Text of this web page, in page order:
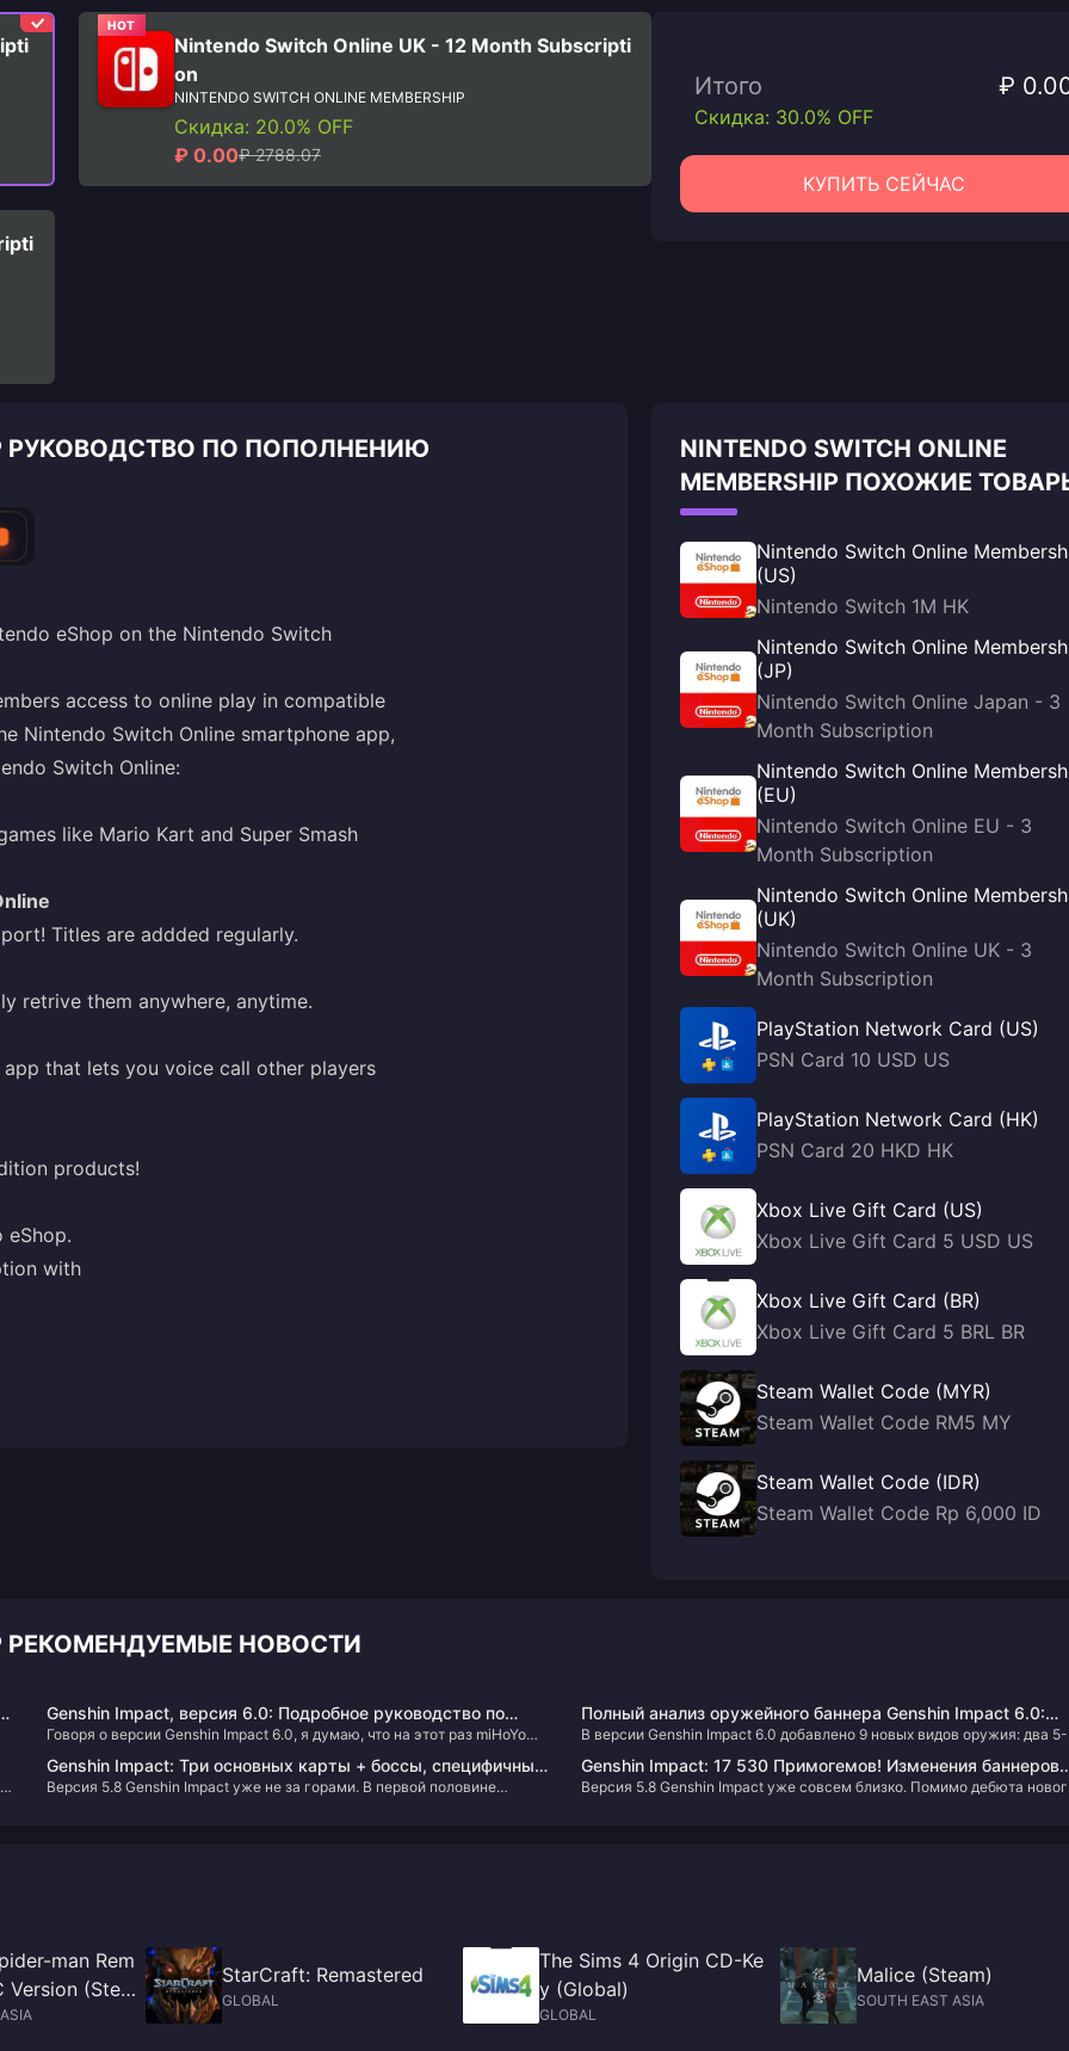
HOT
Nintendo Switch Online UK - 12 Month Subscripti
on
NINTENDO SWITCH ONLINE MEMBERSHIP
Скидка: 20.0% OFF
₽ 0.00₽ 2788.07
Итого ₽
Скидка: 30.0% OFF
КУПИТЬ СЕЙЧАС
РУКОВОДСТВО ПО ПОПОЛНЕНИЮ
eShop on the Nintendo Switch
access to online play in compatible
Nintendo Switch Online smartphone app,
Switch Online:
like Mario Kart and Super Smash
Titles are addded regularly.
retrive them anywhere, anytime.
that lets you voice call other players
products!
eShop.
with
NINTENDO SWITCH ONLINE
MEMBERSHIP ПОХОЖИЕ
Nintendo Switch Online
(US)
Nintendo Switch 1M HK
Nintendo Switch Online
(JP)
Nintendo Switch Online Japan - 3
Month Subscription
Nintendo Switch Online
(EU)
Nintendo Switch Online EU - 3
Month Subscription
Nintendo Switch Online
(UK)
Nintendo Switch Online UK - 3
Month Subscription
PlayStation Network Card (US)
PSN Card 10 USD US
PlayStation Network Card (HK)
PSN Card 20 HKD HK
Xbox Live Gift Card (US)
Xbox Live Gift Card 5 USD US
Xbox Live Gift Card (BR)
Xbox Live Gift Card 5 BRL BR
Steam Wallet Code (MYR)
Steam Wallet Code RM5 MY
Steam Wallet Code (IDR)
Steam Wallet Code Rp 6,000 ID
РЕКОМЕНДУЕМЫЕ НОВОСТИ
Genshin Impact, версия 6.0: Подробное руководство по
датам выхода и стратегиям получения Раумы и Филины
Говоря о версии Genshin Impact 6.0, я думаю, что на этот раз miHoYo
сентября 2025 года, не только принесет саппорта Дендро Рауму и
основного ДД Электро Филину, но и одновременно вернет Нахиду и Е
Полный анализ оружейного баннера Genshin Impact 6.0:
новые 4-звездочные и 5-звездочные оружия, их названия
рейтинг силы
В версии Genshin Impact 6.0 добавлено 9 новых видов оружия: два 5-
ночного ткача», а также семь 4-звездочных видов оружия, таких как
«Рассвет ткача луны». Ожидается, что обновление выйдет 10
Genshin Impact: Три основных карты + боссы, специфичные
для Электро/Цветения, появятся в версии 6.0!
Версия 5.8 Genshin Impact уже не за горами. В первой половине
Genshin Impact: 17 530 Примогемов! Изменения баннеров
6.0–6.1 и представление 5 новых персонажей!
Версия 5.8 Genshin Impact уже совсем близко. Помимо дебюта
man Rem
Version (Stea
StarCraft: Remastered
GLOBAL
The Sims 4 Origin CD-Ke
y (Global)
GLOBAL
Malice (Steam)
SOUTH EAST ASIA